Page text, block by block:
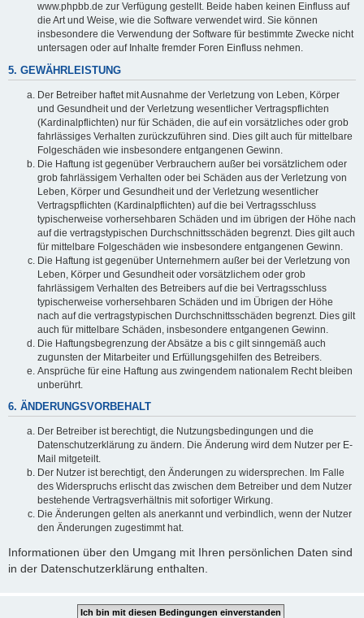
www.phpbb.de zur Verfügung gestellt. Beide haben keinen Einfluss auf
die Art und Weise, wie die Software verwendet wird. Sie können
insbesondere die Verwendung der Software für bestimmte Zwecke nicht
untersagen oder auf Inhalte fremder Foren Einfluss nehmen.
5. GEWÄHRLEISTUNG
Der Betreiber haftet mit Ausnahme der Verletzung von Leben, Körper
und Gesundheit und der Verletzung wesentlicher Vertragspflichten
(Kardinalpflichten) nur für Schäden, die auf ein vorsätzliches oder grob
fahrlässiges Verhalten zurückzuführen sind. Dies gilt auch für mittelbare
Folgeschäden wie insbesondere entgangenen Gewinn.
Die Haftung ist gegenüber Verbrauchern außer bei vorsätzlichem oder
grob fahrlässigem Verhalten oder bei Schäden aus der Verletzung von
Leben, Körper und Gesundheit und der Verletzung wesentlicher
Vertragspflichten (Kardinalpflichten) auf die bei Vertragsschluss
typischerweise vorhersehbaren Schäden und im übrigen der Höhe nach
auf die vertragstypischen Durchschnittsschäden begrenzt. Dies gilt auch
für mittelbare Folgeschäden wie insbesondere entgangenen Gewinn.
Die Haftung ist gegenüber Unternehmern außer bei der Verletzung von
Leben, Körper und Gesundheit oder vorsätzlichem oder grob
fahrlässigem Verhalten des Betreibers auf die bei Vertragsschluss
typischerweise vorhersehbaren Schäden und im Übrigen der Höhe
nach auf die vertragstypischen Durchschnittsschäden begrenzt. Dies gilt
auch für mittelbare Schäden, insbesondere entgangenen Gewinn.
Die Haftungsbegrenzung der Absätze a bis c gilt sinngemäß auch
zugunsten der Mitarbeiter und Erfüllungsgehilfen des Betreibers.
Ansprüche für eine Haftung aus zwingendem nationalem Recht bleiben
unberührt.
6. ÄNDERUNGSVORBEHALT
Der Betreiber ist berechtigt, die Nutzungsbedingungen und die
Datenschutzerklärung zu ändern. Die Änderung wird dem Nutzer per E-
Mail mitgeteilt.
Der Nutzer ist berechtigt, den Änderungen zu widersprechen. Im Falle
des Widerspruchs erlischt das zwischen dem Betreiber und dem Nutzer
bestehende Vertragsverhältnis mit sofortiger Wirkung.
Die Änderungen gelten als anerkannt und verbindlich, wenn der Nutzer
den Änderungen zugestimmt hat.
Informationen über den Umgang mit Ihren persönlichen Daten sind
in der Datenschutzerklärung enthalten.